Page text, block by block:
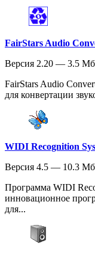
FairStars Audio
Версия 2.20 — 3.5 Мб
FairStars Audio
для конвертации
WIDI Recognition
Версия 4.5 — 10.3 Мб
Программа WIDI
инновационное
для...